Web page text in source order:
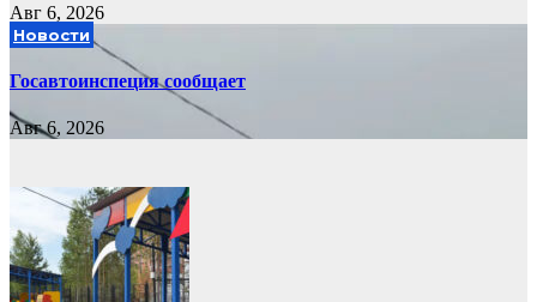
Авг 6, 2026
Новости
Госавтоинспеция сообщает
Авг 6, 2026